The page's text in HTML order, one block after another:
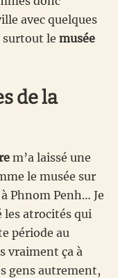
avec quelques
surtout le musée
de la
m’a laissé une
le musée sur
Phnom Penh… Je
les atrocités qui
période au
vraiment ça à
gens autrement,